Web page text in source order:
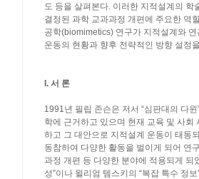
도 등을 살펴본다. 이러한 지적설계의
결정된 과학 교과과정 개편에 주요한 역
공학(biomimetics) 연구가 지적설계와
운동의 현황과 향후 전략적인 방향 설정
I. 서 론
1991년 필립 존슨은 저서 “심판대의 다
학에 근거하고 있으며 현재 교육 및 사
하고 그 대안으로 지적설계 운동이 태동
동참하여 다양한 활동을 벌이게 되어 연
과정 개편 등 다양한 분야에 적용되게 되
성”이나 윌리엄 템스키의 “복잡 특수 정